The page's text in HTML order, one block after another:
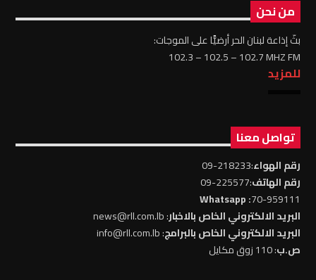
من نحن
بثّ إذاعة لبنان الحر أرضيًّا على الموجات:
102.3 – 102.5 – 102.7 MHZ FM
للمزيد
تواصل معنا
رقم الهواء:218233-09
رقم الهاتف:225577-09
70-959111
: Whatsapp
البريد الالكتروني الخاص بالاخبار: news@rll.com.lb
البريد الالكتروني الخاص بالبرامج: info@rll.com.lb
ص.ب: 110 زوق مكايل